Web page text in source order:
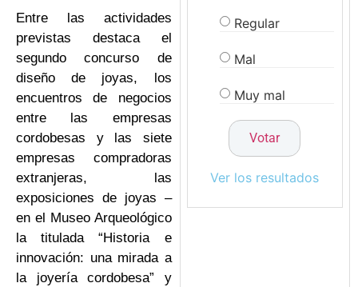
Entre las actividades
previstas destaca el
segundo concurso de
diseño de joyas, los
encuentros de negocios
entre las empresas
cordobesas y las siete
empresas compradoras
extranjeras, las
exposiciones de joyas –
en el Museo Arqueológico
la titulada “Historia e
innovación: una mirada a
la joyería cordobesa” y
Regular
Mal
Muy mal
Ver los resultados